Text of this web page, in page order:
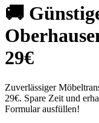
🚚
29€
Zuverlässiger
29€. Spare Zeit und
Formular ausfüllen!